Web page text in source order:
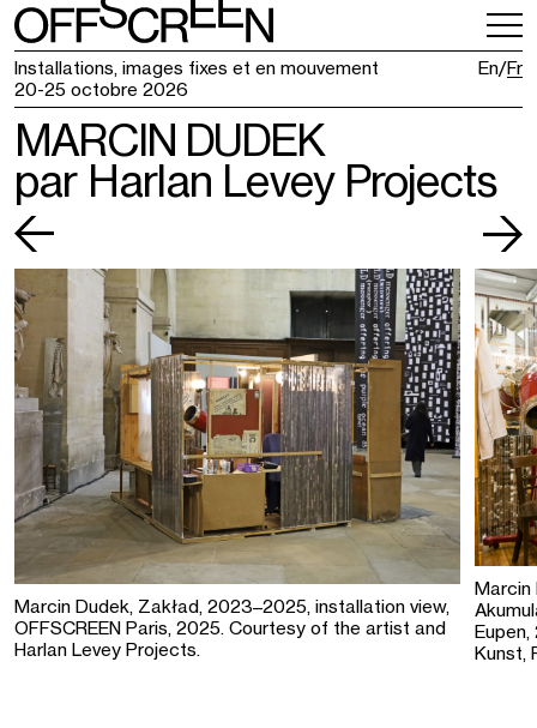
Installations, images fixes et en mouvement
20-25 octobre 2026
En Fr
INFOS PRATIQUES
BILLETTERIE
MARCIN DUDEK
par Harlan Levey Projects
Marcin Dudek, Zakład, 2023–2025, installation view,
OFFSCREEN Paris, 2025. Courtesy of the artist and
Harlan Levey Projects.
Marcin
Kunst,